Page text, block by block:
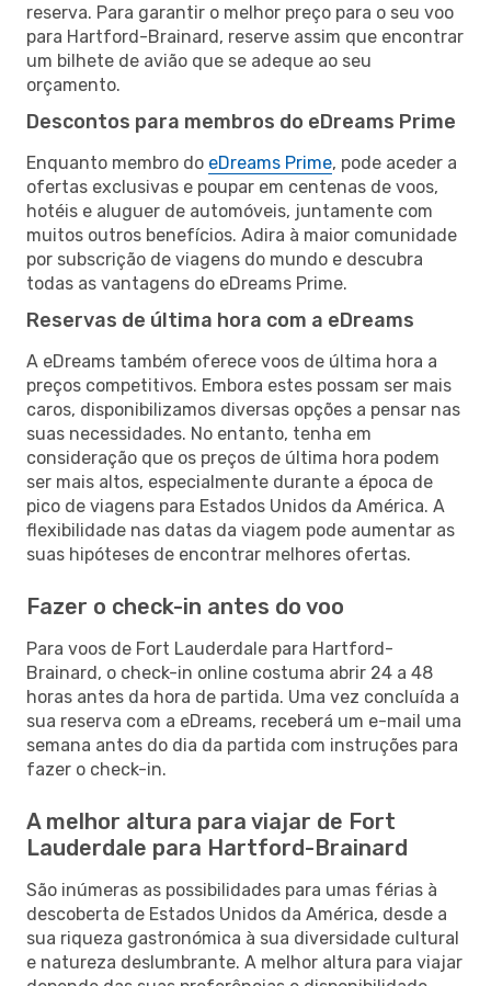
reserva. Para garantir o melhor preço para o seu voo
para Hartford-Brainard, reserve assim que encontrar
um bilhete de avião que se adeque ao seu
orçamento.
Descontos para membros do eDreams Prime
Enquanto membro do eDreams Prime, pode aceder a
ofertas exclusivas e poupar em centenas de voos,
hotéis e aluguer de automóveis, juntamente com
muitos outros benefícios. Adira à maior comunidade
por subscrição de viagens do mundo e descubra
todas as vantagens do eDreams Prime.
Reservas de última hora com a eDreams
A eDreams também oferece voos de última hora a
preços competitivos. Embora estes possam ser mais
caros, disponibilizamos diversas opções a pensar nas
suas necessidades. No entanto, tenha em
consideração que os preços de última hora podem
ser mais altos, especialmente durante a época de
pico de viagens para Estados Unidos da América. A
flexibilidade nas datas da viagem pode aumentar as
suas hipóteses de encontrar melhores ofertas.
Fazer o check-in antes do voo
Para voos de Fort Lauderdale para Hartford-
Brainard, o check-in online costuma abrir 24 a 48
horas antes da hora de partida. Uma vez concluída a
sua reserva com a eDreams, receberá um e-mail uma
semana antes do dia da partida com instruções para
fazer o check-in.
A melhor altura para viajar de Fort
Lauderdale para Hartford-Brainard
São inúmeras as possibilidades para umas férias à
descoberta de Estados Unidos da América, desde a
sua riqueza gastronómica à sua diversidade cultural
e natureza deslumbrante. A melhor altura para viajar